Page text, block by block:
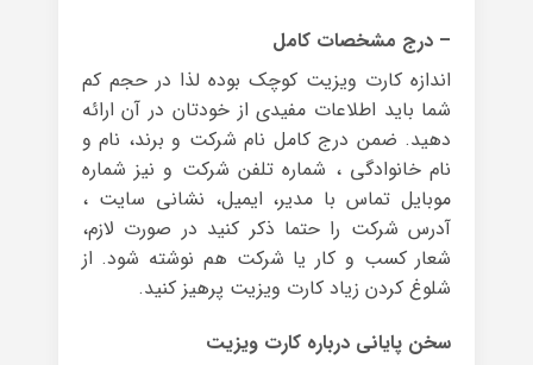
– درج مشخصات کامل
اندازه کارت ویزیت کوچک بوده لذا در حجم کم
شما باید اطلاعات مفیدی از خودتان در آن ارائه
دهید. ضمن درج کامل نام شرکت و برند، نام و
نام خانوادگی ، شماره تلفن شرکت و نیز شماره
موبایل تماس با مدیر، ایمیل، نشانی سایت ،
آدرس شرکت را حتما ذکر کنید در صورت لازم،
شعار کسب و کار یا شرکت هم نوشته شود. از
شلوغ کردن زیاد کارت ویزیت پرهیز کنید.
سخن پایانی درباره کارت ویزیت